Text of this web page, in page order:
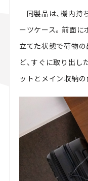
同製品は、機内持
ーツケース。前面に
立てた状態で荷物
ど、すぐに取り出し
ットとメイン収納